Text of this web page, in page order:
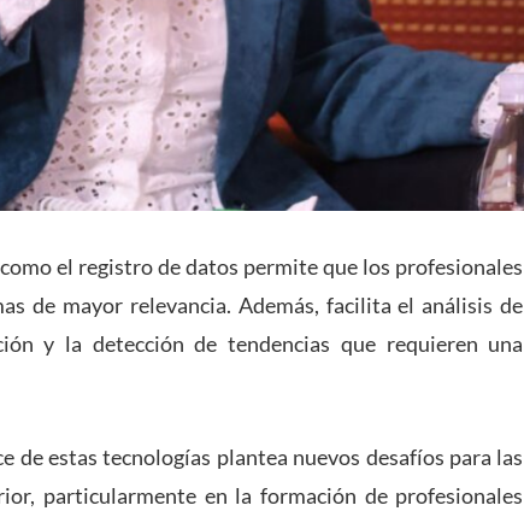
el registro de datos permite que los profesionales
de mayor relevancia. Además, facilita el análisis de
y la detección de tendencias que requieren una
de estas tecnologías plantea nuevos desafíos para las
particularmente en la formación de profesionales